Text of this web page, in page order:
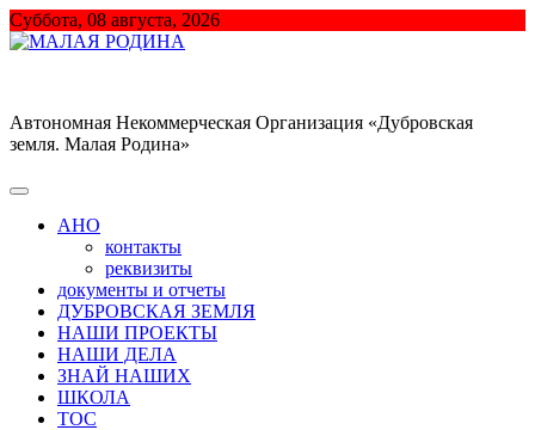
Перейти
к
Суббота, 08 августа, 2026
Автономная Некоммерческая Организация «Дубровская
земля. Малая Родина»
АНО
контакты
реквизиты
документы и отчеты
ДУБРОВСКАЯ ЗЕМЛЯ
НАШИ ПРОЕКТЫ
НАШИ ДЕЛА
ЗНАЙ НАШИХ
ШКОЛА
ТОС